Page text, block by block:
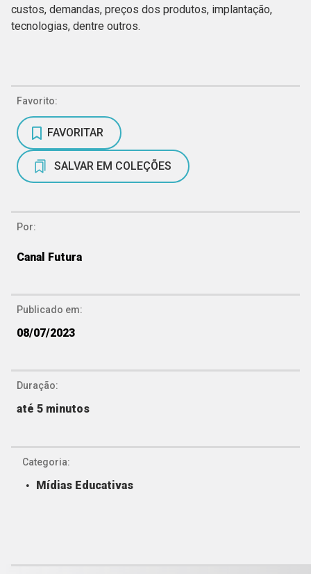
custos, demandas, preços dos produtos, implantação,
tecnologias, dentre outros.
Favorito:
FAVORITAR
SALVAR EM COLEÇÕES
Por:
Canal Futura
Publicado em:
08/07/2023
Duração:
até 5 minutos
Categoria:
Mídias Educativas